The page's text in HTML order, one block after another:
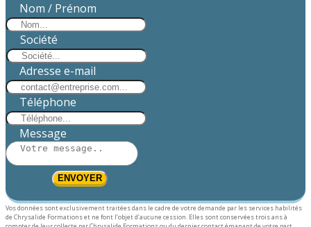
Nom / Prénom
Société
Adresse e-mail
Téléphone
Message
ENVOYER
Vos données sont exclusivement traitées dans le cadre de votre demande par les services habilités
de Chrysalide Formations et ne font l’objet d’aucune cession. Elles sont conservées trois ans à